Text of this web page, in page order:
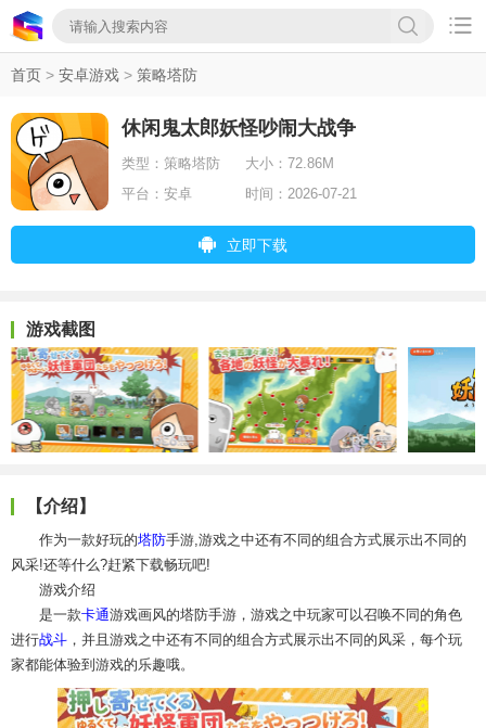

首页 > 安卓游戏 > 策略塔防
休闲鬼太郎妖怪吵闹大战争
类型： 策略塔防 大小： 72.86M
平台： 安卓 时间： 2026-07-21
立即下载
游戏截图
【介绍】
作为一款好玩的塔防手游,游戏之中还有不同的组合方式展示出不同的
风采!还等什么?赶紧下载畅玩吧!
游戏介绍
是一款卡通游戏画风的塔防手游，游戏之中玩家可以召唤不同的角色
进行战斗 ，并且游戏之中还有不同的组合方式展示出不同的风采，每个玩
家都能体验到游戏的乐趣哦。